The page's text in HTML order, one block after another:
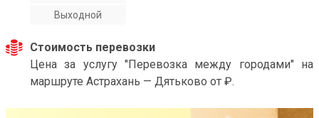
Выходной
Стоимость перевозки
Цена за услугу "Перевозка между городами" на
маршруте Астрахань — Дятьково от ₽.